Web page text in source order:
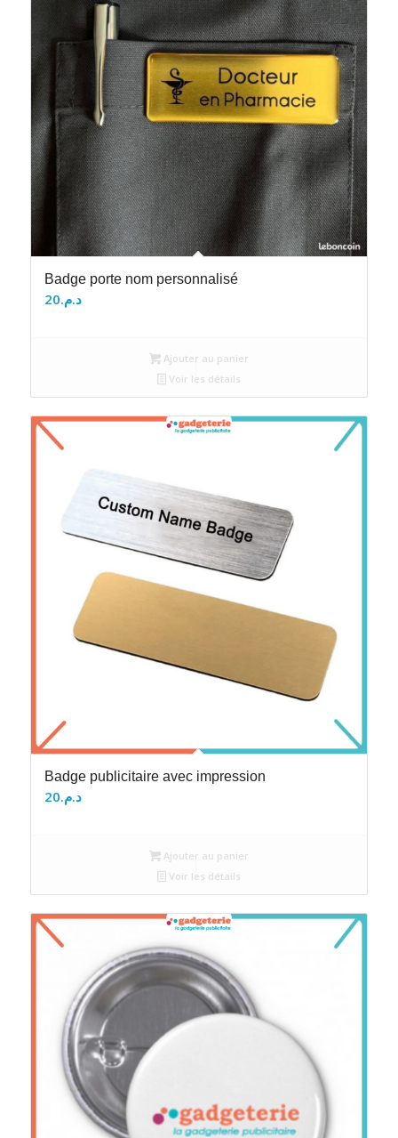
Badge porte nom personnalisé
د.م.20
Ajouter au panier
Voir les détails
Badge publicitaire avec impression
د.م.20
Ajouter au panier
Voir les détails